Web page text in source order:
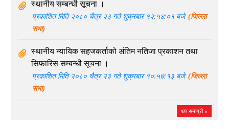
प्रकाशित मिति २०८० चैत्र २४ गते शनिबार ०९:०६:०७ बजे
समन्वय समिति चितवन)
प्रकाशित मिति २०८० चैत्र २३ गते शुक्रबार १२:५४:०१ बजे(जिल्ला
सभा)
स्थानीय न्यायिक सहजकर्ताको अंतिम नतिजा प्रकाशन तथा
प्रकाशित मिति २०८० चैत्र २३ गते शुक्रबार १०:५७:१३ बजे(जिल्ला